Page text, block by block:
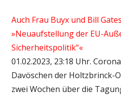
Auch Frau Buyx und Bill
»Neuaufstellung der EU-
Sicherheitspolitik“«
01.02.2023, 23:18 Uhr.
Davöschen der Holtzbrinck-
zwei Wochen über die